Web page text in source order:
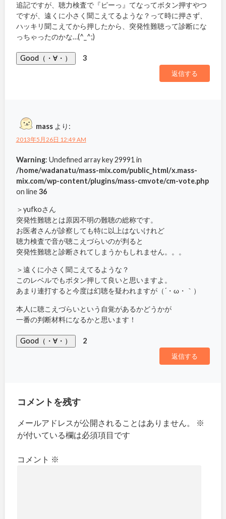
追記ですが、聴力検査で『ピーっ』てなってボタン押すやつ
ですが、遠くに小さく聞こえてるような？って時に押さず、
ハッキリ聞こえてから押したから、突発性難聴って診断にな
っちゃったのかな…(^_^;)
Good（・∀・） 3
返信する
mass より:
2013年5月26日 12:49 AM
Warning: Undefined array key 29991 in
/home/wadanatu/mass-mix.com/public_html/x.mass-
mix.com/wp-content/plugins/mass-cmvote/cm-vote.php
on line36
＞yufkoさん
突発性難聴とは原因不明の難聴の総称です。
お医者さんが診察しても特に以上はないけれど
聴力検査で音が聴こえづらいのが判ると
突発性難聴と診断されてしまうかもしれません。。。
＞遠くに小さく聞こえてるような？
このレベルでもボタン押して良いと思いますよ。
あまり連打すると今度は幻聴を疑われますが（´・ω・｀）
本人に聴こえづらいという自覚があるかどうかが
一番の判断材料になるかと思います！
Good（・∀・） 2
返信する
コメントを残す
メールアドレスが公開されることはありません。
※
が付いている欄は必須項目です
コメント ※